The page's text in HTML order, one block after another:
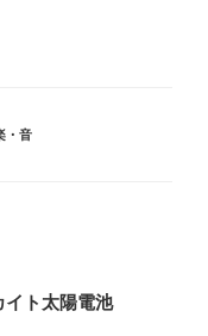
・音
ト太陽電池